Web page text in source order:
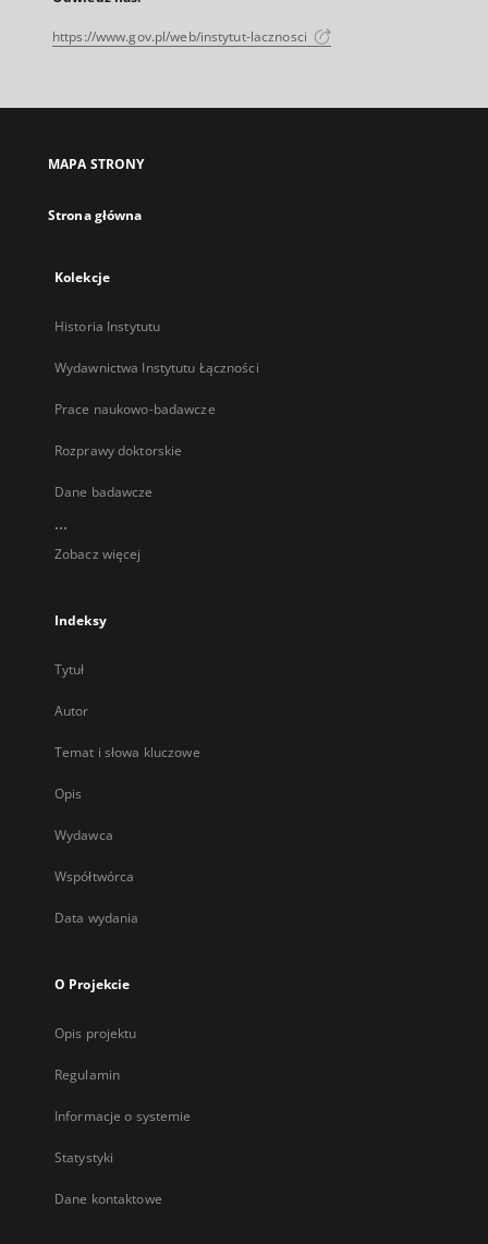
https://www.gov.pl/web/instytut-lacznosci
MAPA STRONY
Strona główna
Kolekcje
Historia Instytutu
Wydawnictwa Instytutu Łączności
Prace naukowo-badawcze
Rozprawy doktorskie
Dane badawcze
...
Zobacz więcej
Indeksy
Tytuł
Autor
Temat i słowa kluczowe
Opis
Wydawca
Współtwórca
Data wydania
O Projekcie
Opis projektu
Regulamin
Informacje o systemie
Statystyki
Dane kontaktowe